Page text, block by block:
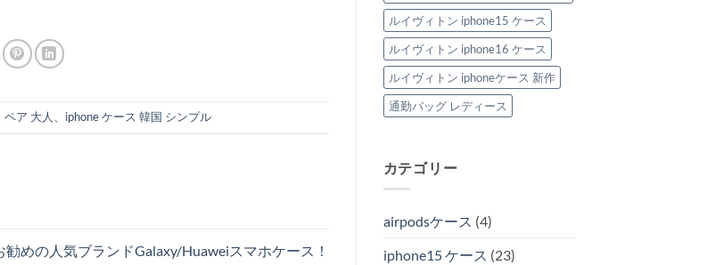
ペア 大人、 iphone ケース 韓国 シンプル
勧めの人気ブランドGalaxy/Huaweiスマホケース！
ルイヴィトン iphone15 ケース
ルイヴィトン iphone16 ケース
ルイヴィトン iphoneケース 新作
通勤バッグ レディース
カテゴリー
airpodsケース (4)
iphone15 ケース (23)